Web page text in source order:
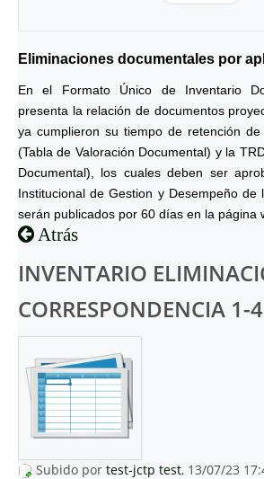
Eliminaciones documentales por
En el Formato Único de Inventario
presenta la relación de documentos
ya cumplieron su tiempo de retención
(Tabla de Valoración Documental) y la
Documental), los cuales deben ser
Institucional de Gestion y Desempeño
serán publicados por 60 días en la página
Atrás
INVENTARIO
CORRESPONDENCIA 1-
Subido por test-jctp test, 13/07/23